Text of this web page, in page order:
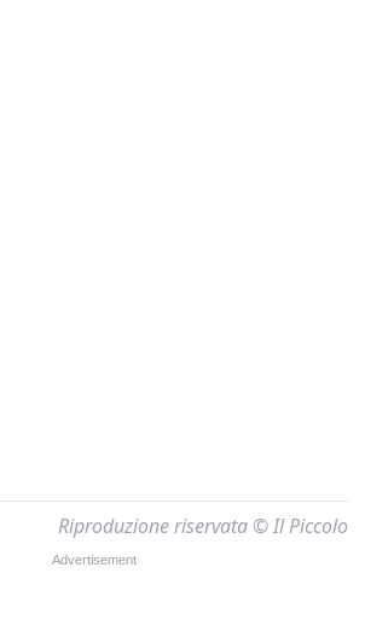
Riproduzione riservata © Il Piccolo